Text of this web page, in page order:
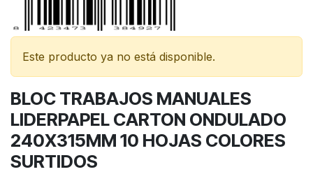
Este producto ya no está disponible.
BLOC TRABAJOS MANUALES
LIDERPAPEL CARTON ONDULADO
240X315MM 10 HOJAS COLORES
SURTIDOS